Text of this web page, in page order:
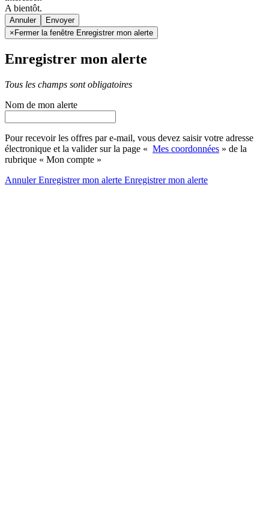
A bientôt.
Annuler
× Fermer la fenêtre Enregistrer mon alerte
Enregistrer mon alerte
Tous les champs sont obligatoires
Nom de mon alerte
Pour recevoir les offres par e-mail, vous devez saisir votre adresse
électronique et la valider sur la page « Mes coordonnées » de la
rubrique « Mon compte »
AnnulerEnregistrer mon alerte Enregistrermon alerte